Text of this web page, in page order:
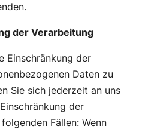
der Verarbeitung
Einschränkung der
Daten zu
Sie sich jederzeit an uns
der
Fällen: Wenn